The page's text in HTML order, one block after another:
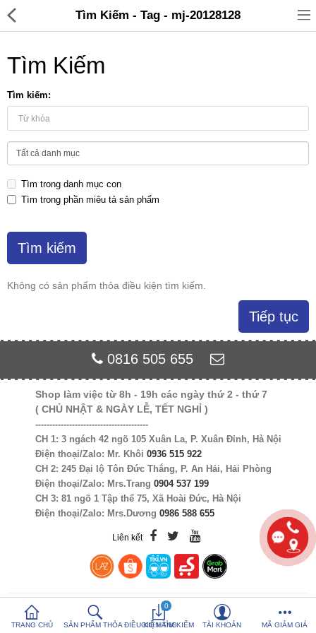
Điện gia dụng
Đồ tiện ích
Sản phẩm khác
Hotline: 0816 505 655
Tải App SanHangRe nhận Quà
TRANG CHỦ SẢN PHẨM THỎA ĐIỀU KIỆN TÌM KIẾM
0
GIỎ HÀNG TÀI KHOẢN MÃ GIẢM GIÁ
Tìm Kiếm - Tag - mj-20128128
Tìm Kiếm
Tìm kiếm:
Tìm trong danh mục con
Tìm trong phần miêu tả sản phẩm
Không có sản phẩm thỏa điều kiện tìm kiếm.
Tiếp tục
0816 505 655
Shop làm việc từ 8h - 19h các ngày thứ 2 - thứ 7
( CHỦ NHẬT & NGÀY LỄ, TẾT NGHỈ )
----------------------------------------
CH 1: 3 ngách 42 ngõ 105 Xuân La, P. Xuân Đỉnh, Hà Nội
Điện thoại/Zalo: Mr. Khôi 0936 515 922
CH 2: 245 Đại lộ Tôn Đức Thắng, P. An Hải, Hải Phòng
Điện thoại/Zalo: Mrs.Trang 0904 537 199
CH 3: 81 ngõ 1 Tập thể 75, Xã Hoài Đức, Hà Nội
Điện thoại/Zalo: Mrs.Dương 0986 588 655
Liên kết